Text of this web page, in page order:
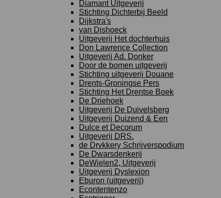
Diamant Uitgeverij
Stichting Dichterbij Beeld
Dijkstra's
van Dishoeck
Uitgeverij Het dochterhuis
Don Lawrence Collection
Uitgeverij Ad. Donker
Door de bomen uitgeverij
Stichting uitgeverij Douane
Drents-Groningse Pers
Stichting Het Drentse Boek
De Driehoek
Uitgeverij De Duivelsberg
Uitgeverij Duizend & Een
Dulce et Decorum
Uitgeverij DRS.
de Drvkkery Schrijverspodium
De Dwarsdenkerij
DeWielen2, Uitgeverij
Uitgeverij Dyslexion
Eburon (uitgeverij)
Econtentenzo